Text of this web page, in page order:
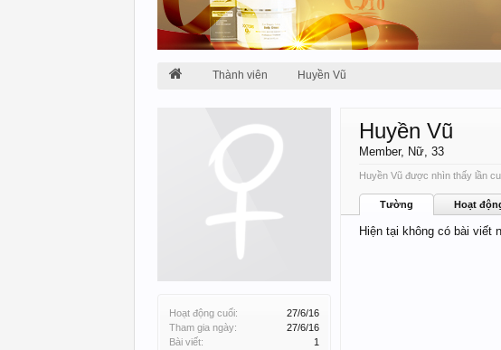
Thành viên Huyền Vũ
Hoạt động cuối:
27/6/16
Tham gia ngày:
27/6/16
Bài viết:
1
Huyền Vũ
Member, Nữ, 33
Huyền Vũ được nhìn thấy lần
Tường Hoạt
Hiện tại không có bài viết